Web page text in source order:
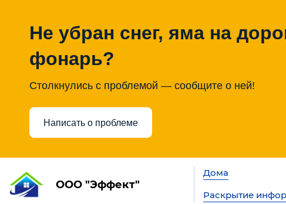
Не убран снег, яма на
фонарь?
Столкнулись с проблемой — сообщите о ней!
Написать о проблеме
ООО "Эффект"
Дома
Раскрытие